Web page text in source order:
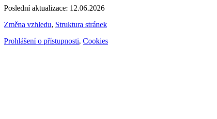
Poslední aktualizace: 12.06.2026
Změna vzhledu, Struktura stránek
Prohlášení o přístupnosti, Cookies